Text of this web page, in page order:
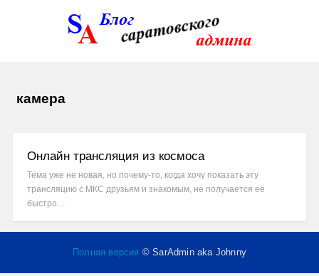
камера
Онлайн трансляция из космоса
Тема уже не новая, но почему-то, когда хочу показать эту
трансляцию с МКС друзьям и знакомым, не получается её
быстро…
Полная версия © SarAdmin aka Johnny